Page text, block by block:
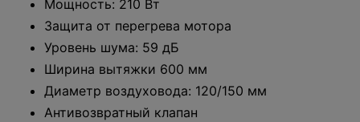
Мощность: 210 Вт
Защита от перегрева мотора
Уровень шума: 59 дБ
Ширина вытяжки 600 мм
Диаметр воздуховода: 120/150 мм
Антивозвратный клапан